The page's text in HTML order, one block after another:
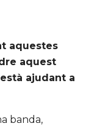
aquestes
aquest
ajudant a
banda,